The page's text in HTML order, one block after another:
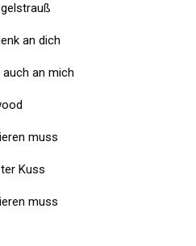
an dich
auch an mich
muss
Kuss
muss